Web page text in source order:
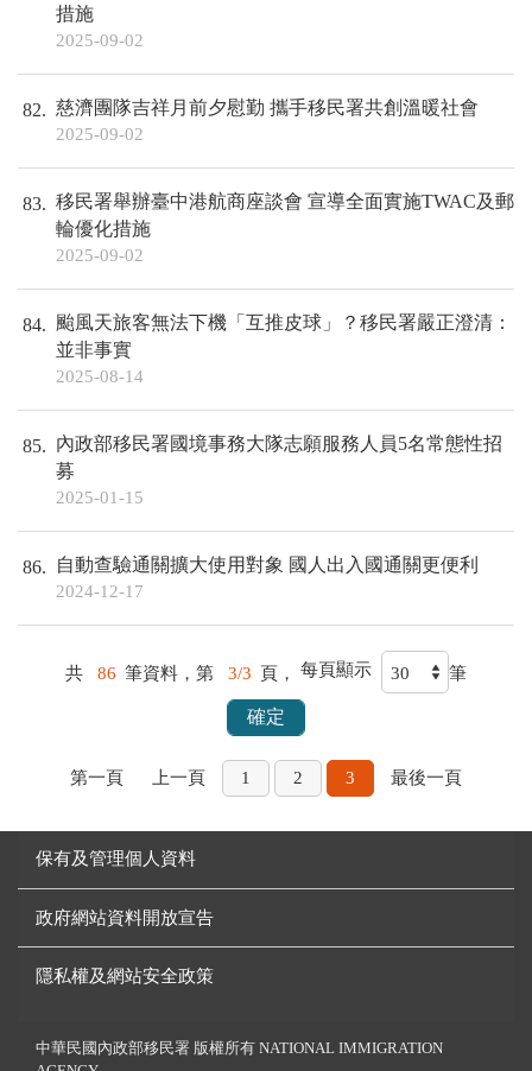
措施
2025-09-02
82 慈濟團隊吉祥月前夕慰勤 攜手移民署共創溫暖社會
2025-09-02
83
移民署舉辦臺中港航商座談會 宣導全面實施TWAC及郵
輪優化措施
2025-09-02
84
颱風天旅客無法下機「互推皮球」？移民署嚴正澄清：
並非事實
2025-08-14
85
內政部移民署國境事務大隊志願服務人員5名常態性招
募
2025-01-15
86 自動查驗通關擴大使用對象 國人出入國通關更便利
2024-12-17
共 86 筆資料，第 3/3 頁， 每頁顯示 筆
第一頁 上一頁 1 2 3 最後一頁
保有及管理個人資料
政府網站資料開放宣告
隱私權及網站安全政策
中華民國內政部移民署 版權所有 NATIONAL IMMIGRATION